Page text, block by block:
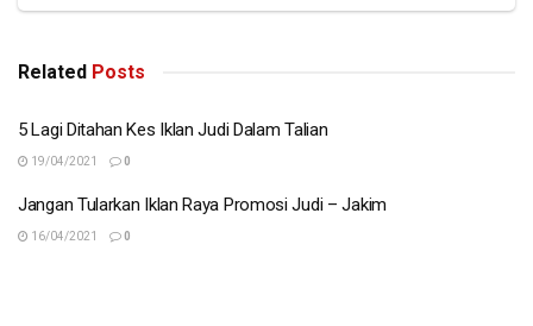
Related Posts
5 Lagi Ditahan Kes Iklan Judi Dalam Talian
19/04/2021 0
Jangan Tularkan Iklan Raya Promosi Judi – Jakim
16/04/2021 0